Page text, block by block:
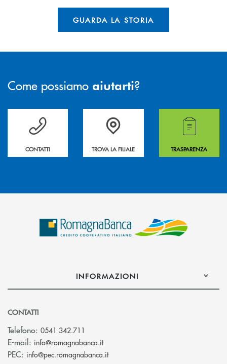
GUARDA LA STORIA
Come possiamo aiutarti?
Per ogni necessità compila il form e noi ti richiamiamo
CONTATTI
La&nbsp; Filiale &nbsp;vicina a te. &nbsp;
TROVA LA FILIALE
Hai bisogno di
TRASPARENZA
INFORMAZIONI
CONTATTI
Telefono: 0541 342.711
E-mail: info@romagnabanca.it(si apre l’app di posta elettronica)
PEC: info@pec.romagnabanca.it(si apre l’app di posta elettronica)